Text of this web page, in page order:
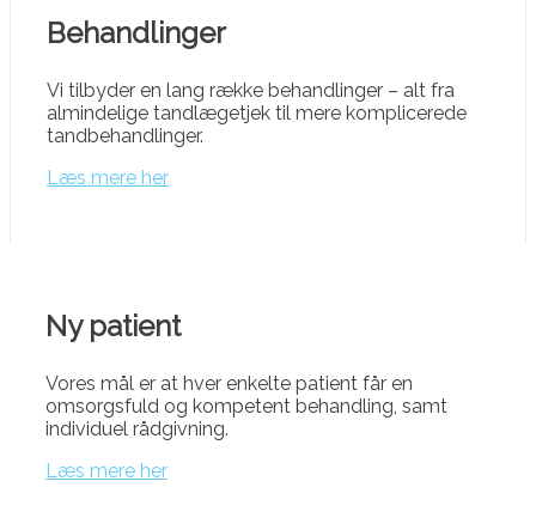
Behandlinger
Vi tilbyder en lang række behandlinger – alt fra
almindelige tandlægetjek til mere komplicerede
tandbehandlinger.
Læs mere her
Ny patient
Vores mål er at hver enkelte patient får en
omsorgsfuld og kompetent behandling, samt
individuel rådgivning.
Læs mere her